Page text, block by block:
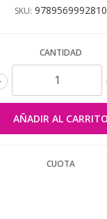
SKU: 9789569992810
CANTIDAD
CUOTA